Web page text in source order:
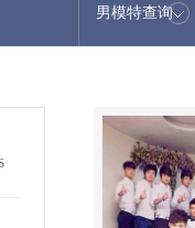
男模特查询